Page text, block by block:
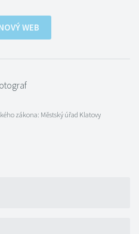
WEB
zákona: Městský úřad Klatovy